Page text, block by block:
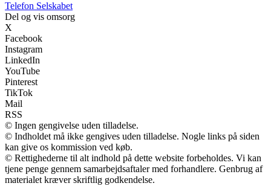
Telefon Selskabet
Del og vis omsorg
X
Facebook
Instagram
LinkedIn
YouTube
Pinterest
TikTok
Mail
RSS
© Ingen gengivelse uden tilladelse.
© Indholdet må ikke gengives uden tilladelse. Nogle links på siden
kan give os kommission ved køb.
© Rettighederne til alt indhold på dette website forbeholdes. Vi kan
tjene penge gennem samarbejdsaftaler med forhandlere. Genbrug af
materialet kræver skriftlig godkendelse.